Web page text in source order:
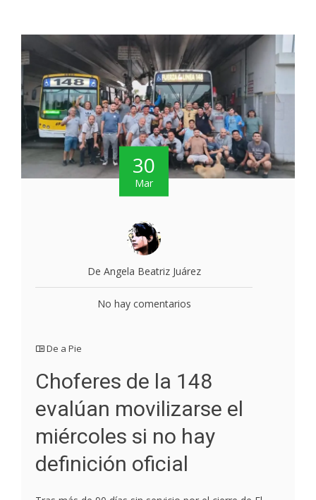
30
Mar
De Angela Beatriz Juárez
No hay comentarios
De a Pie
Choferes de la 148
evalúan movilizarse el
miércoles si no hay
definición oficial